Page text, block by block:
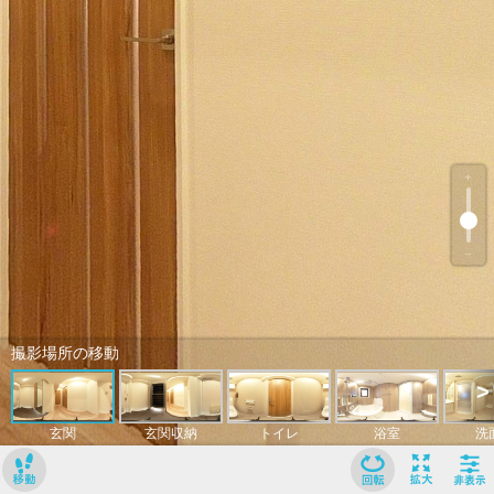
撮影場所の移動
玄関 玄関収納 トイレ 浴室 洗
>
﹢
﹣